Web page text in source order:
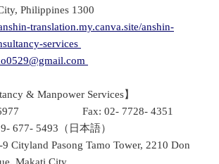
Philippines 1300
translation.my.canva.site/anshin-
services
& Manpower Services】
6977 Fax: 02- 7728- 4351
677- 5493（日本語）
Cityland Pasong Tamo Tower, 2210 Don